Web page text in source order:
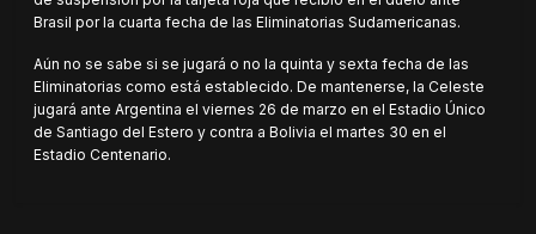
Brasil por la cuarta fecha de las Eliminatorias Sudamericanas.
Aún no se sabe si se jugará o no la quinta y sexta fecha de las
Eliminatorias como está establecido. De mantenerse, la Celeste
jugará ante Argentina el viernes 26 de marzo en el Estadio Único
de Santiago del Estero y contra a Bolivia el martes 30 en el
Estadio Centenario.